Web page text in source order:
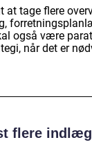
tage flere
også være
når det er
flere